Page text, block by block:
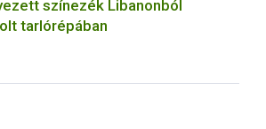
színezék Libanonból
tarlórépában